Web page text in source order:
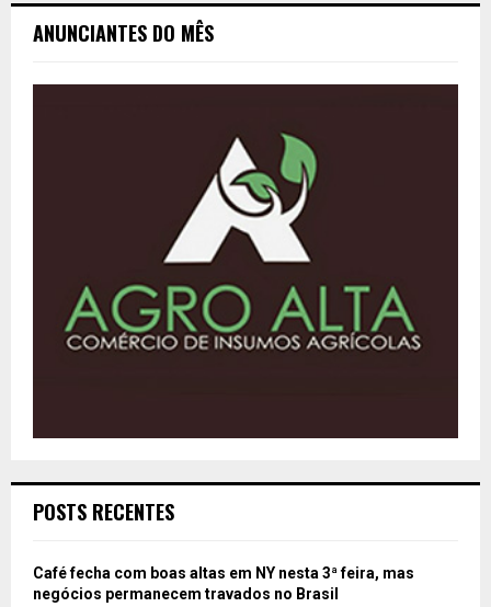
ANUNCIANTES DO MÊS
POSTS RECENTES
Café fecha com boas altas em NY nesta 3ª feira, mas
negócios permanecem travados no Brasil